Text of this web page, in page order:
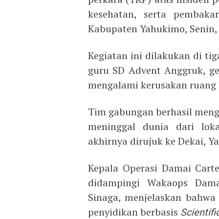
kesehatan, serta
Kabupaten Yahukimo,
Kegiatan ini dilakukan di
guru SD Advent Anggruk,
mengalami kerusakan ruang
Tim gabungan berhasil
meninggal dunia dari
akhirnya dirujuk ke Dekai,
Kepala Operasi Damai
didampingi Wakaops
Sinaga, menjelaskan
penyidikan berbasis